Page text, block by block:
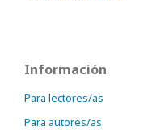
Información
Para lectores/as
Para autores/as